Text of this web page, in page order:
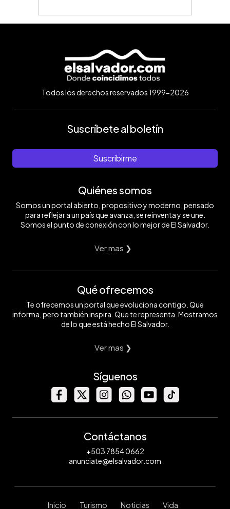
Todos los derechos reservados 1999-2026
Suscríbete al boletín
Suscribirme
Quiénes somos
Somos un portal abierto, propositivo y moderno, pensado
para reflejar a un país que avanza, se reinventa y se une.
Somos el punto de conexión con lo mejor de El Salvador.
Ver mas ❯
Qué ofrecemos
Te ofrecemos un portal que evoluciona contigo. Que
informa, pero también inspira. Que te representa. Mostramos
de lo que está hecho El Salvador.
Ver mas ❯
Síguenos
Contáctanos
+503 7854 0662
anunciate@elsalvador.com
Inicio Turismo Noticias Vida